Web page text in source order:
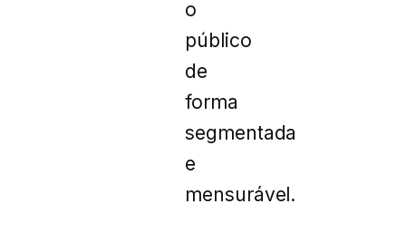
o
público
de
forma
segmentada
e
mensurável.